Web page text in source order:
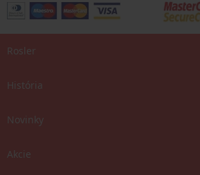
Rosler
História
Novinky
Akcie